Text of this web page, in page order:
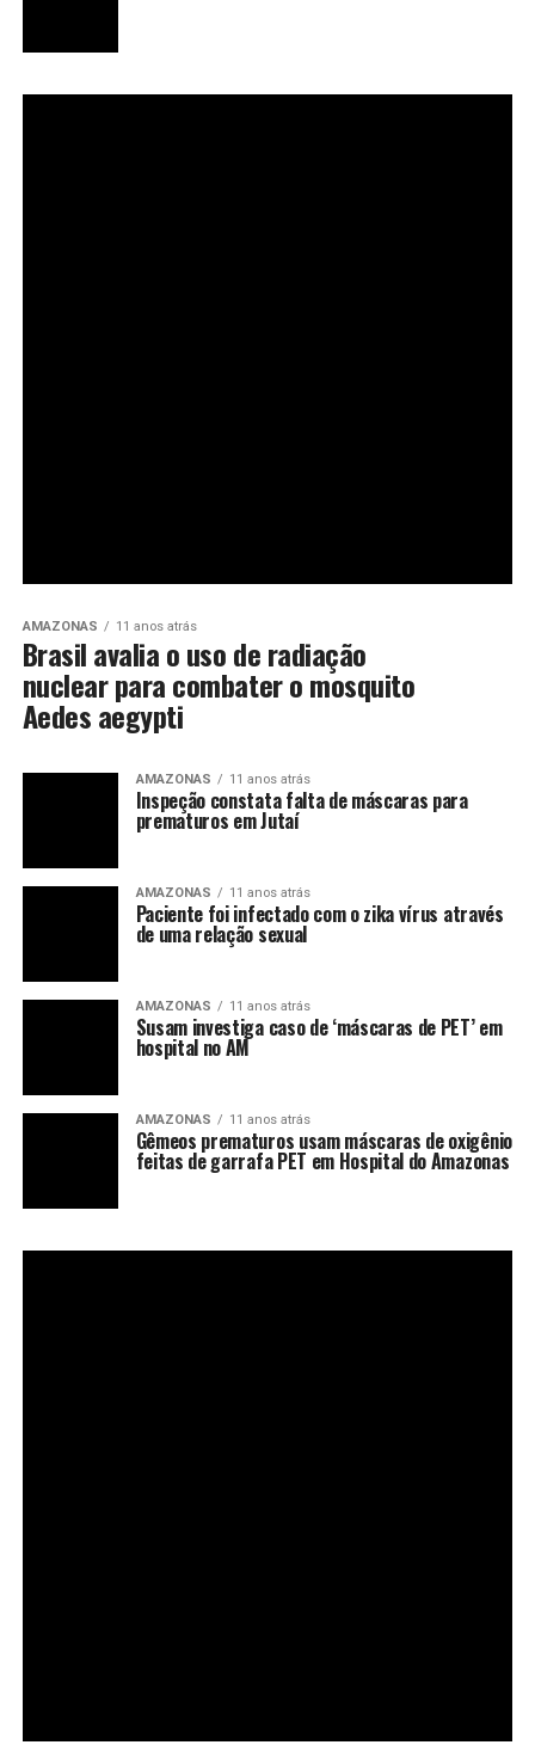
AMAZONAS 11 anos atrás
Brasil avalia o uso de radiação
nuclear para combater o mosquito
Aedes aegypti
AMAZONAS 11 anos atrás
Inspeção constata falta de máscaras para
prematuros em Jutaí
AMAZONAS 11 anos atrás
Paciente foi infectado com o zika vírus através
de uma relação sexual
AMAZONAS 11 anos atrás
Susam investiga caso de ‘máscaras de PET’ em
hospital no AM
AMAZONAS 11 anos atrás
Gêmeos prematuros usam máscaras de oxigênio
feitas de garrafa PET em Hospital do Amazonas